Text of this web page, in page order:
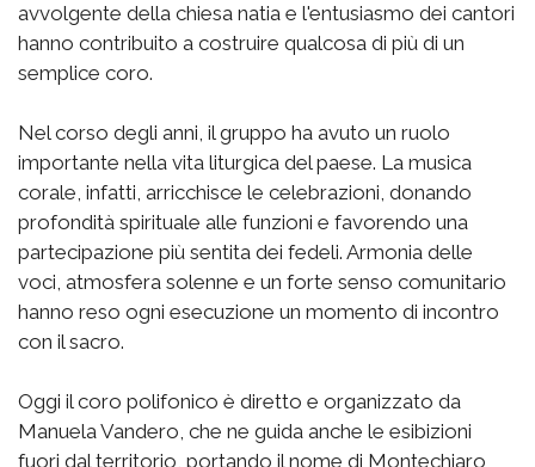
avvolgente della chiesa natia e l'entusiasmo dei cantori
hanno contribuito a costruire qualcosa di più di un
semplice coro.
Nel corso degli anni, il gruppo ha avuto un ruolo
importante nella vita liturgica del paese. La musica
corale, infatti, arricchisce le celebrazioni, donando
profondità spirituale alle funzioni e favorendo una
partecipazione più sentita dei fedeli. Armonia delle
voci, atmosfera solenne e un forte senso comunitario
hanno reso ogni esecuzione un momento di incontro
con il sacro.
Oggi il coro polifonico è diretto e organizzato da
Manuela Vandero, che ne guida anche le esibizioni
fuori dal territorio, portando il nome di Montechiaro